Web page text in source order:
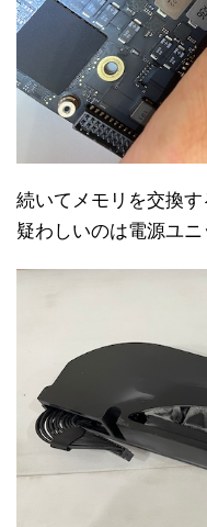
続いてメモリを交換
疑わしいのは電源ユニ